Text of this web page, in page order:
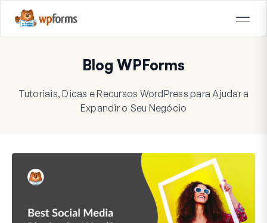
Blog WPForms
Tutoriais, Dicas e Recursos WordPress para Ajudar a
Expandir o Seu Negócio